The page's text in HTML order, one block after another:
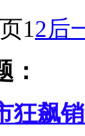
12后
：
狂飙